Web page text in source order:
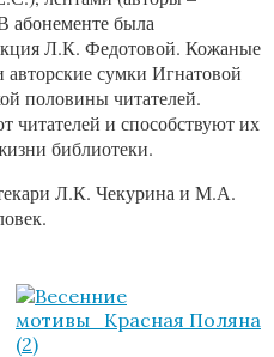
была
Л.К. Федотовой. Кожаные
сумки Игнатовой
половины читателей.
читателей и способствуют их
библиотеки.
Л.К. Чекурина и М.А.